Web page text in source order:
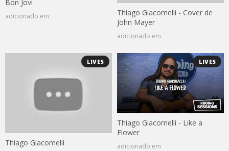
Bon Jovi
adicionado em
Thiago Giacomelli - Cover de
John Mayer
adicionado em
LIVES
Thiago Giacomelli
LIVES
Thiago Giacomelli - Like a
Flower
adicionado em